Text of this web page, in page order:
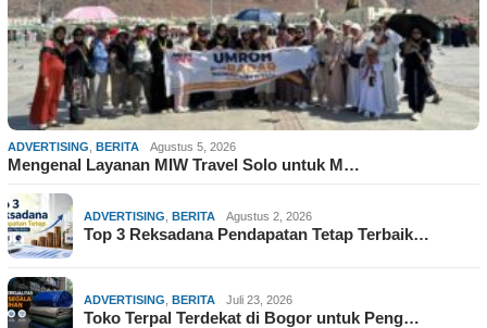
ADVERTISING BERITA Agustus 5, 2026
Mengenal Layanan MIW Travel Solo untuk M…
ADVERTISING BERITA Agustus 2, 2026
Top 3 Reksadana Pendapatan Tetap Terbaik…
ADVERTISING BERITA Juli 23, 2026
Toko Terpal Terdekat di Bogor untuk Peng…